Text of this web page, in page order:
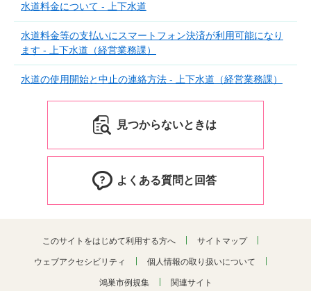
水道料金について - 上下水道
水道料金等の支払いにスマートフォン決済が利用可能になり
ます - 上下水道（経営業務課）
水道の使用開始と中止の連絡方法 - 上下水道（経営業務課）
見つからないときは
よくある質問と回答
このサイトをはじめて利用する方へ サイトマップ
ウェブアクセシビリティ 個人情報の取り扱いについて
鴻巣市例規集 関連サイト